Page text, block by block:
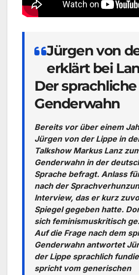
Jürgen von
erklärt bei
Der sprachliche
Genderwahn
Bereits vor über einem
Jürgen von der Lippe in
Talkshow Markus Lanz
Genderwahn in der
Sprache befragt. Anlass
nach der
Interview, das er kurz
Spiegel gegeben hatte.
sich feminismuskritisch
Auf die Frage nach dem
Genderwahn antwortet
der Lippe sprachlich
spricht vom generischen